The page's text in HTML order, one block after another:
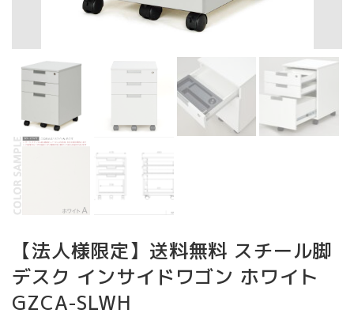
【法人様限定】送料無料 スチール脚
デスク インサイドワゴン ホワイト
GZCA-SLWH